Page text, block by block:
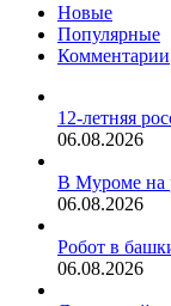
Новые
Популярные
Комментарии
12-летняя
06.08.2026
В Муроме на
06.08.2026
Робот в
06.08.2026